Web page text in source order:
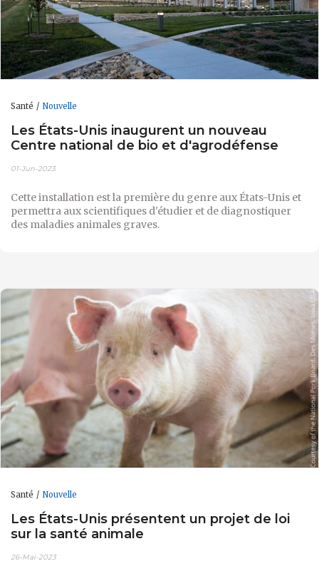
Santé Nouvelle
Les États-Unis inaugurent un nouveau
Centre national de bio et d'agrodéfense
01-Jun-2023
Cette installation est la première du genre aux États-Unis et
permettra aux scientifiques d'étudier et de diagnostiquer
des maladies animales graves.
Santé Nouvelle
Les États-Unis présentent un projet de loi
sur la santé animale
26-Mai-2023